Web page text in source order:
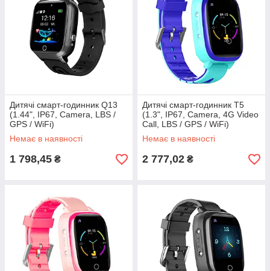
Дитячі смарт-годинник Q13
(1.44", IP67, Camera, LBS /
GPS / WiFi)
Немає в наявності
1 798,45 ₴
Дитячі смарт-годинник T5
(1.3", IP67, Camera, 4G Video
Call, LBS / GPS / WiFi)
Немає в наявності
2 777,02 ₴